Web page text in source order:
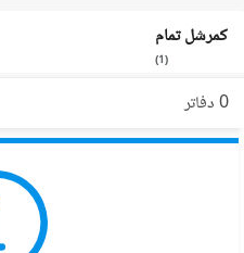
کمرشل تمام
(
1
)
0 دفاتر